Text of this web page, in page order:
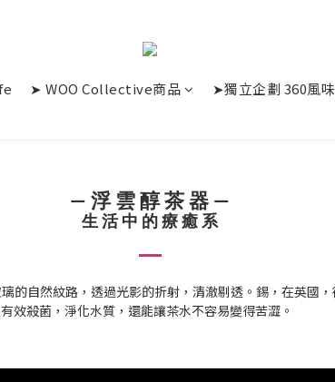
➤ WOO Collective商品 ➤獨立企劃 360風
— 浮 雲 醇 茶 器 —
生 活 中 的 療 癒 系
的自然紋路，透過光影的折射，清澈剔透。錫，在英國
殺菌，淨化水質，還能讓茶水不容易變得苦澀。